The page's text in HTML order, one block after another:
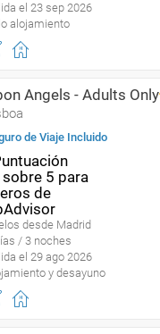
el 23 sep 2026
alojamiento
Angels - Adults Only
de Viaje Incluido
desde Madrid
/ 3 noches
el 29 ago 2026
y desayuno